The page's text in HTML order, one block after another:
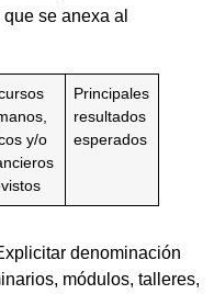
se anexa al
y/o
Principales
resultados
esperados
denominación
módulos, talleres,